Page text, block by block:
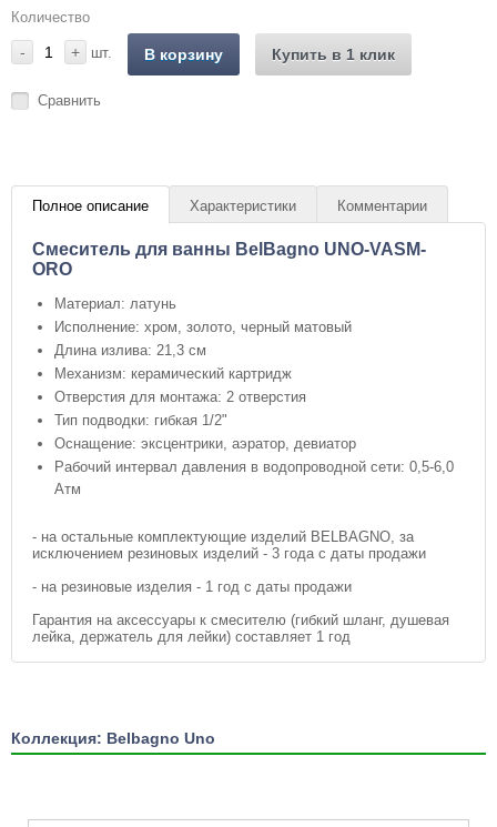
Количество
- + шт. В корзину Купить в 1 клик
Сравнить
Полное описание Характеристики Комментарии
Смеситель для ванны BelBagno UNO-VASM-
ORO
Материал: латунь
Исполнение: хром, золото, черный матовый
Длина излива: 21,3 см
Механизм: керамический картридж
Отверстия для монтажа: 2 отверстия
Тип подводки: гибкая 1/2"
Оснащение: эксцентрики, аэратор, девиатор
Рабочий интервал давления в водопроводной сети: 0,5-6,0
Атм
- на остальные комплектующие изделий BELBAGNO, за
исключением резиновых изделий - 3 года с даты продажи
- на резиновые изделия - 1 год с даты продажи
Гарантия на аксессуары к смесителю (гибкий шланг, душевая
лейка, держатель для лейки) составляет 1 год
Коллекция: Belbagno Uno